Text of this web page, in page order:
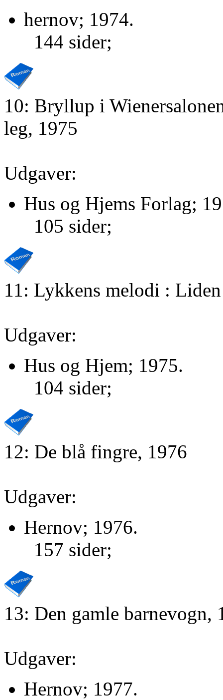
hernov; 1974.
144 sider;
10: Bryllup i
leg, 1975
Udgaver:
Hus og Hjems Forlag;
105 sider;
11: Lykkens melodi :
Udgaver:
Hus og Hjem; 1975.
104 sider;
12: De blå fingre, 1976
Udgaver:
Hernov; 1976.
157 sider;
13: Den gamle barnevogn,
Udgaver:
Hernov; 1977.